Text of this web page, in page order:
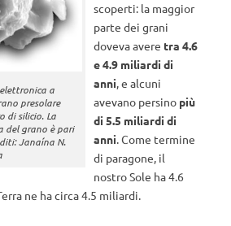
a
presolare
di silicio. La
del grano è pari
Janaína N.
scoperti: la maggior
parte dei grani
doveva avere tra 4.6
e 4.9 miliardi di
anni, e alcuni
avevano persino più
di 5.5 miliardi di
anni. Come termine
di paragone, il
nostro Sole ha 4.6
ne ha circa 4.5 miliardi.